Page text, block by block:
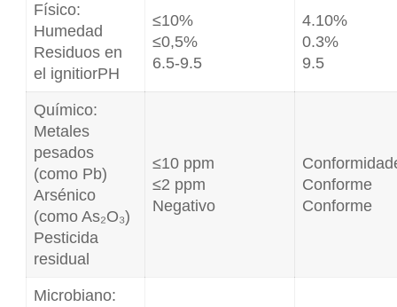
Físico:
Humedad
Residuos en
el ignitiorPH
≤10%
≤0,5%
6.5-9.5
4.10%
0.3%
9.5
Químico:
Metales
pesados
(como Pb)
Arsénico
(como As₂O₃)
Pesticida
residual
≤10 ppm
≤2 ppm
Negativo
Conforme
Conforme
Microbiano: